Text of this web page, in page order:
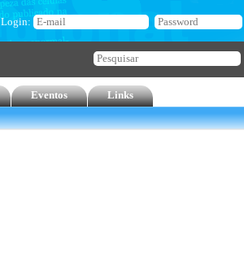
Login:
Eventos Links